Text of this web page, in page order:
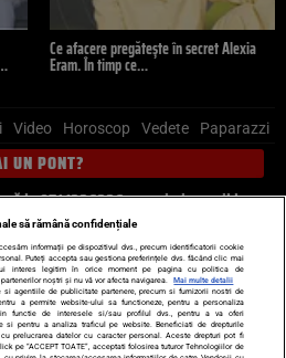
Ce afacere pregătește în secret Alexia
Eram. În timp ce…
Video Horoscop Vedete Paparazzi
UN PONT?
la 0741226226 sau trimite mail la
Știri externe
Politică
Iubirii Dictionar de vise
LIFE STYLE
Horoscop
să rămână confidențiale
informații pe dispozitivul dvs., precum identificatorii cookie
Puteți accepta sau gestiona preferințele dvs. făcând clic mai
interes legitim în orice moment pe pagina cu politica de
noștri și nu vă vor afecta navigarea.
Mai multe detalii
agentiile de publicitate partenere, precum si furnizorii nostri de
a permite website-ului sa functioneze, pentru a personaliza
functie de interesele si/sau profilul dvs., pentru a va oferi
si pentru a analiza traficul pe website. Beneficiati de drepturile
prelucrarea datelor cu caracter personal. Aceste drepturi pot fi
pe “ACCEPT TOATE”, acceptati folosirea tuturor Tehnologiilor de